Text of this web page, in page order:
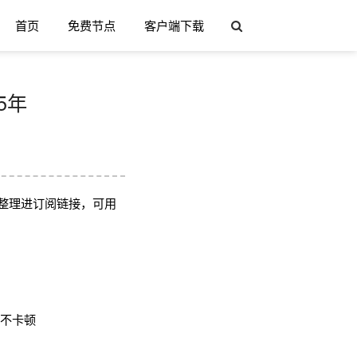
首页 免费节点 客户端下载
年
理进订阅链接，可用
卡顿